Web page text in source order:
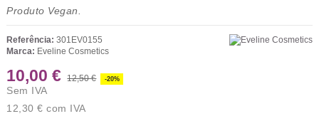
Produto Vegan.
Referência: 301EV0155
Marca: Eveline Cosmetics
10,00 € 12,50 € -20%
Sem IVA
12,30 € com IVA